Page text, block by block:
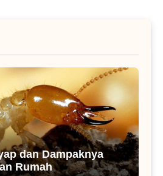
dan Dampaknya
Rumah